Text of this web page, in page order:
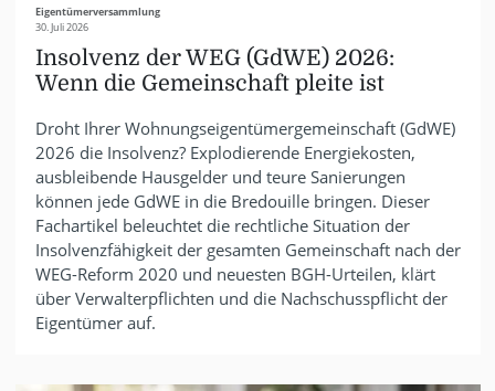
Eigentümerversammlung
30. Juli 2026
Insolvenz der WEG (GdWE) 2026:
Wenn die Gemeinschaft pleite ist
Droht Ihrer Wohnungseigentümergemeinschaft (GdWE)
2026 die Insolvenz? Explodierende Energiekosten,
ausbleibende Hausgelder und teure Sanierungen
können jede GdWE in die Bredouille bringen. Dieser
Fachartikel beleuchtet die rechtliche Situation der
Insolvenzfähigkeit der gesamten Gemeinschaft nach der
WEG-Reform 2020 und neuesten BGH-Urteilen, klärt
über Verwalterpflichten und die Nachschusspflicht der
Eigentümer auf.